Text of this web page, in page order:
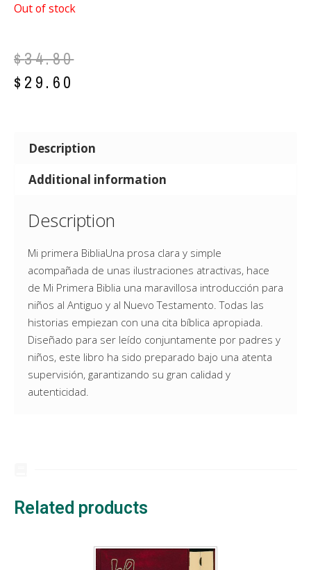
Out of stock
$34.80
$ 29.60
Description
Additional information
Description
Mi primera BibliaUna prosa clara y simple
acompañada de unas ilustraciones atractivas, hace
de Mi Primera Biblia una maravillosa introducción para
niños al Antiguo y al Nuevo Testamento. Todas las
historias empiezan con una cita bíblica apropiada.
Diseñado para ser leído conjuntamente por padres y
niños, este libro ha sido preparado bajo una atenta
supervisión, garantizando su gran calidad y
autenticidad.
Related products